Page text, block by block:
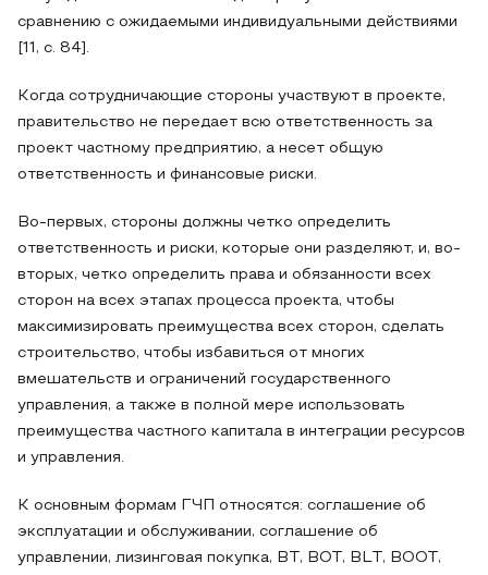
сравнению с ожидаемыми индивидуальными действиями
[11, с. 84].
Когда сотрудничающие стороны участвуют в проекте,
правительство не передает всю ответственность за
проект частному предприятию, а несет общую
ответственность и финансовые риски.
Во-первых, стороны должны четко определить
ответственность и риски, которые они разделяют, и, во-
вторых, четко определить права и обязанности всех
сторон на всех этапах процесса проекта, чтобы
максимизировать преимущества всех сторон, сделать
строительство, чтобы избавиться от многих
вмешательств и ограничений государственного
управления, а также в полной мере использовать
преимущества частного капитала в интеграции ресурсов
и управления.
К основным формам ГЧП относятся: соглашение об
эксплуатации и обслуживании, соглашение об
управлении, лизинговая покупка, BT, BOT, BLT, BOOT,